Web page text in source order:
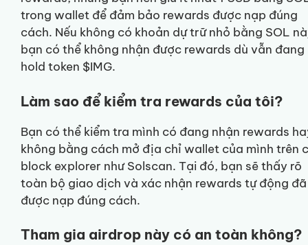
trong wallet để đảm bảo rewards được nạp đúng
cách. Nếu không có khoản dự trữ nhỏ bằng SOL
bạn có thể không nhận được rewards dù vẫn đang
hold token $IMG.
Làm sao để kiểm tra rewards của tôi?
Bạn có thể kiểm tra mình có đang nhận rewards
không bằng cách mở địa chỉ wallet của mình trên
block explorer như Solscan. Tại đó, bạn sẽ thấy rõ
toàn bộ giao dịch và xác nhận rewards tự động đã
được nạp đúng cách.
Tham gia airdrop này có an toàn không?